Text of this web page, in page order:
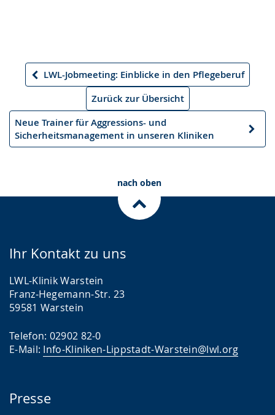
Vorheriger
LWL-Jobmeeting: Einblicke in den Pflegeberuf
Zurück zur Übersicht
Neue Trainer für Aggressions- und
Sicherheitsmanagement in unseren Kliniken
Nächster
Artikel
nach oben
Ihr Kontakt zu uns
LWL-Klinik Warstein
Franz-Hegemann-Str. 23
59581 Warstein
Telefon: 02902 82-0
E-Mail: Info-Kliniken-Lippstadt-Warstein@lwl.org
Presse